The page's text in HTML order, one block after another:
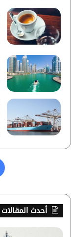
أحدث المقالات